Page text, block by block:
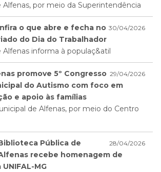
Alfenas, por meio da Superintendência
30/04/2026
o que abre e fecha no
do Dia do Trabalhador
informa à populaç&atil
29/04/2026
promove 5º Congresso
do Autismo com foco em
e apoio às famílias
de Alfenas, por meio do Centro
28/04/2026
Pública de
recebe homenagem de
MG